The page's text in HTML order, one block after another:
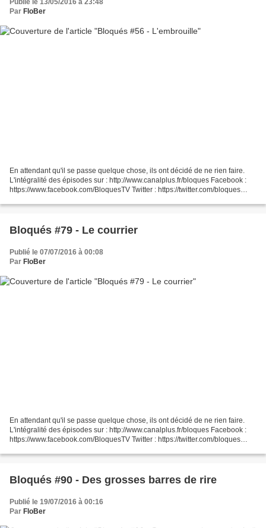
Publié le 13/05/2016 à 23:48
Par FloBer
En attendant qu'il se passe quelque chose, ils ont décidé de ne rien faire.
L'intégralité des épisodes sur : http://www.canalplus.fr/bloques Facebook :
https://www.facebook.com/BloquesTV Twitter : https://twitter.com/bloques
Bloqués #79 - Le courrier
Publié le 07/07/2016 à 00:08
Par FloBer
En attendant qu'il se passe quelque chose, ils ont décidé de ne rien faire.
L'intégralité des épisodes sur : http://www.canalplus.fr/bloques Facebook :
https://www.facebook.com/BloquesTV Twitter : https://twitter.com/bloques
Bloqués #90 - Des grosses barres de rire
Publié le 19/07/2016 à 00:16
Par FloBer